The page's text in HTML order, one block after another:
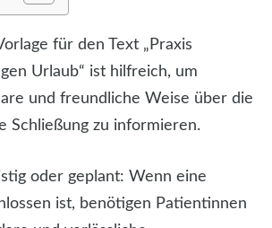
für den Text „Praxis
Urlaub“ ist hilfreich, um
und freundliche Weise über die
Schließung zu informieren.
oder geplant: Wenn eine
ist, benötigen Patientinnen